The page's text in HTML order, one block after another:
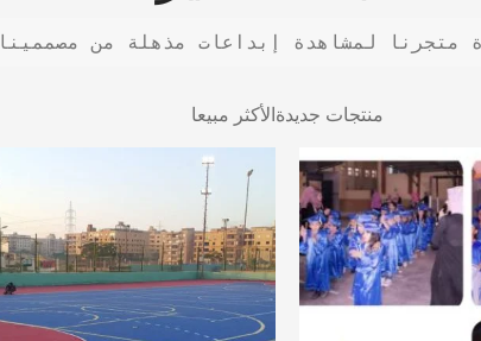
متجرنا لمشاهدة إبداعات مذهلة من مصممينا
منتجات جديدة الأكثر مبيعا